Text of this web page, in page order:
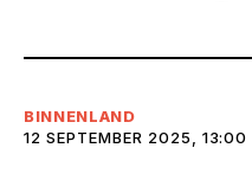
BINNENLAND
12 SEPTEMBER 2025, 13:00